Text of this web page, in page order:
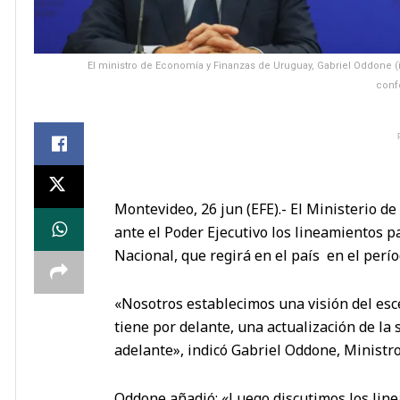
El ministro de Economía y Finanzas de Uruguay, Gabriel
Montevideo, 26 jun (EFE).- El Ministerio
ante el Poder Ejecutivo los lineamientos
Nacional, que regirá en el país en el
«Nosotros establecimos una visión del
tiene por delante, una actualización de la
adelante», indicó Gabriel Oddone,